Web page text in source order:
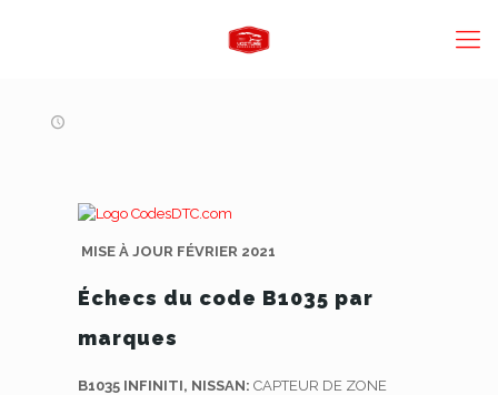
MISE À JOUR FÉVRIER 2021
Échecs du code B1035 par
marques
B1035 INFINITI, NISSAN: CAPTEUR DE ZONE